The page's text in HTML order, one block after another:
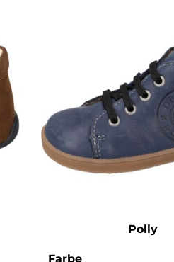
Polly
Farbeauswählen